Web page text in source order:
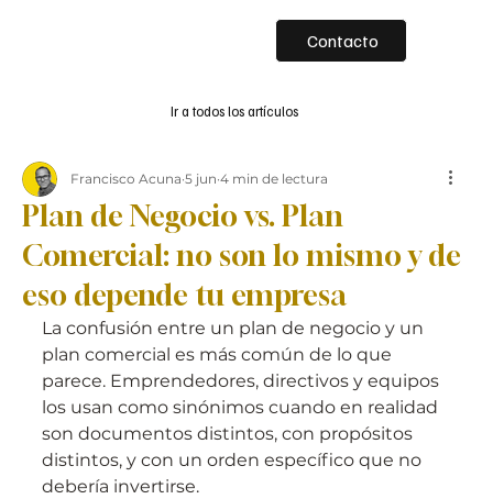
Contacto
Ir a todos los artículos
Plan de Negocio vs. Plan
Comercial: no son lo mismo y de
eso depende tu empresa
Francisco Acuna 5 jun 4 min de lectura
La confusión entre un plan de negocio y un
plan comercial es más común de lo que
parece. Emprendedores, directivos y equipos
los usan como sinónimos cuando en realidad
son documentos distintos, con propósitos
distintos, y con un orden específico que no
debería invertirse.